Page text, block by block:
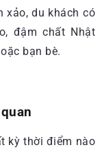
xảo, du khách có
đậm chất Nhật
bạn bè.
kỳ thời điểm nào